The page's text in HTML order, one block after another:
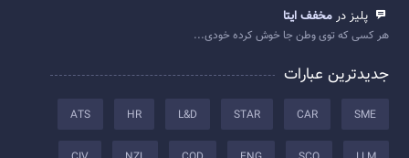
پلیز در مخفف ایتا
هر کسی که توی وطن جا خوش کرده خودی...
جدیدترین عبارات
SME
CAR
STAR
L&D
HR
ATS